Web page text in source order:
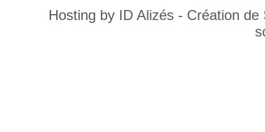
Hosting by ID Alizés - Création